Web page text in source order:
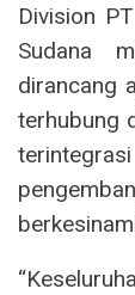
Division
Sudana
dirancang
terhubung